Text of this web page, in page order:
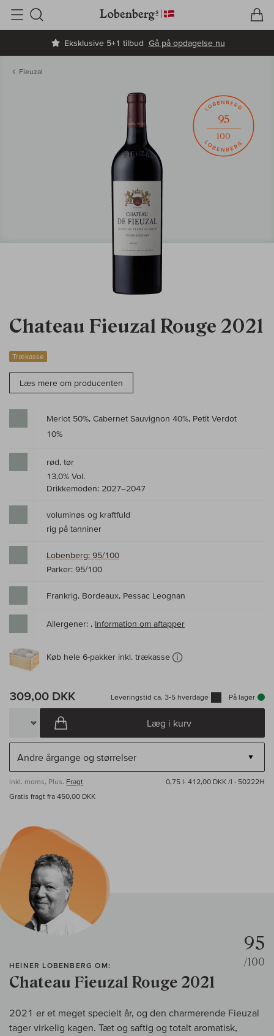
Eksklusive 5+1 tilbud Gå på opdagelse nu
Søg
Fieuzal
Chateau Fieuzal Rouge 2021
Trækasse
Læs mere om producenten
95
100
Merlot 50%, Cabernet Sauvignon 40%, Petit Verdot
10%
rød, tør
13,0% Vol.
Drikkemoden: 2027–2047
voluminøs og kraftfuld
rig på tanniner
Lobenberg: 95/100
Parker: 95/100
Frankrig, Bordeaux, Pessac Leognan
Allergener: , Information om aftapper
Køb hele 6-pakker inkl. trækasse
309,00 DKK Leveringstid ca. 3-5 hverdage På lager
Læg i kurv
inkl. moms, Plus. Fragt 0,75 l· 412,00 DKK /l · 50222H
Gratis fragt fra 450,00 DKK
HEINER LOBENBERG OM:
Chateau Fieuzal Rouge 2021
95
/100
2021 er et meget specielt år, og den charmerende Fieuzal
tager virkelig kagen. Tæt og saftig og totalt aromatisk,